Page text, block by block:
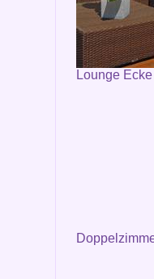
Lounge Ecke